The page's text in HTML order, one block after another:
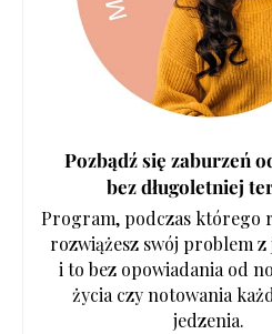
Pozbądź się zaburzeń
bez długoletniej
Program, podczas którego
rozwiążesz swój problem z
i to bez opowiadania od
życia czy notowania
jedzenia.